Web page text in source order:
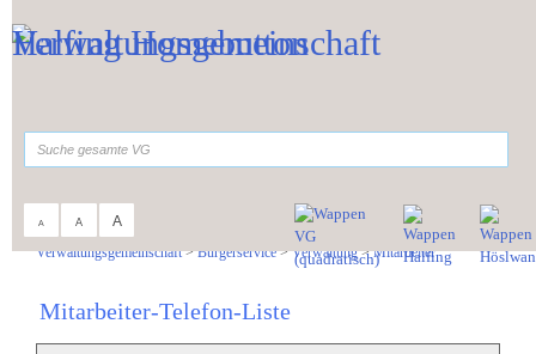
A A A
Verwaltungsgemeinschaft>Bürgerservice>Verwaltung>Mitarbeiter
Mitarbeiter-Telefon-Liste